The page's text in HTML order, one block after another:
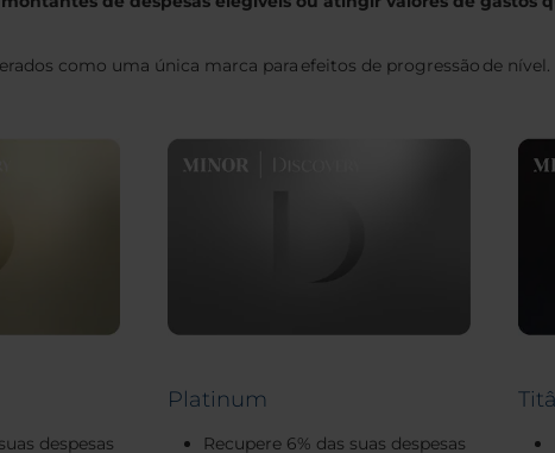
como uma única marca para efeitos de progressão de nível.
despesas
Platinum
Recupere 6% das suas despesas